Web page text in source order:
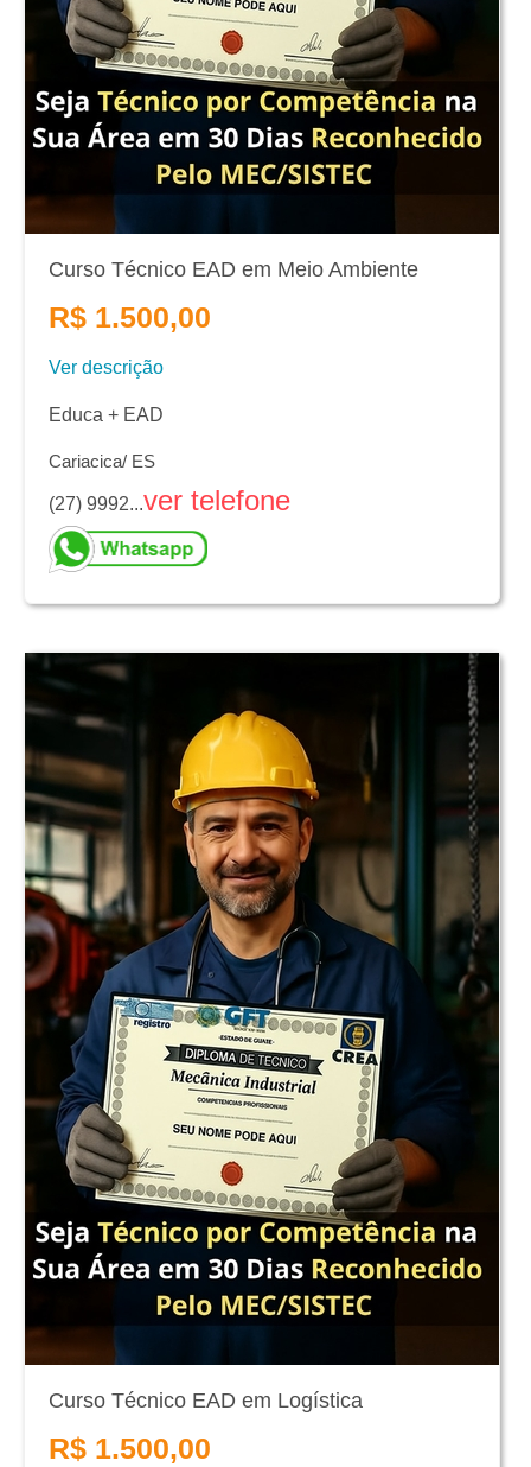
Curso Técnico EAD em Meio Ambiente
R$ 1.500,00
Ver descrição
Educa + EAD
Cariacica/ ES
(27) 9992...ver telefone
Curso Técnico EAD em Logística
R$ 1.500,00